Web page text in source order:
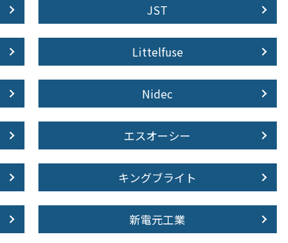
JST
Littelfuse
Nidec
エスオーシー
キングブライト
新電元工業